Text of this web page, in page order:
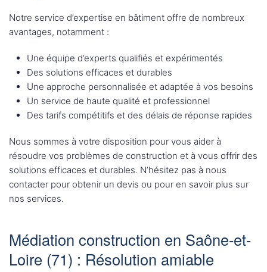
Notre service d’expertise en bâtiment offre de nombreux
avantages, notamment :
Une équipe d’experts qualifiés et expérimentés
Des solutions efficaces et durables
Une approche personnalisée et adaptée à vos besoins
Un service de haute qualité et professionnel
Des tarifs compétitifs et des délais de réponse rapides
Nous sommes à votre disposition pour vous aider à
résoudre vos problèmes de construction et à vous offrir des
solutions efficaces et durables. N’hésitez pas à nous
contacter pour obtenir un devis ou pour en savoir plus sur
nos services.
Médiation construction en Saône-et-
Loire (71) : Résolution amiable